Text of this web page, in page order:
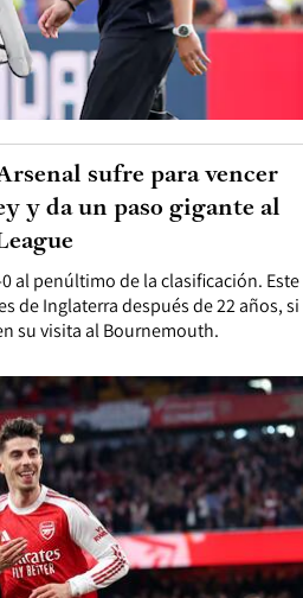
al penúltimo de la clasificación. Este
de Inglaterra después de 22 años, si
su visita al Bournemouth.
sufre para vencer
y da un paso gigante al